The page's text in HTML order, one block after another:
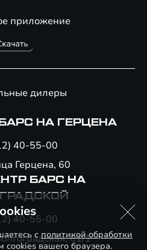
приложение
дилеры
БАРС НА ГЕРЦЕНА
40-55-00
Герцена, 60
БАРС НА
40-55-00
61/1
сполитикой обработки
cookies вашего браузера.